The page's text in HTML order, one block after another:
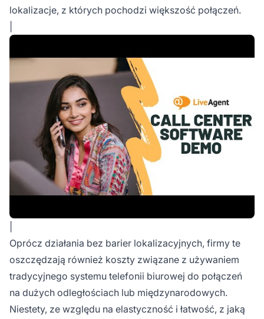
lokalizacje, z których pochodzi większość połączeń.
Oprócz działania bez barier lokalizacyjnych, firmy te
oszczędzają również koszty związane z używaniem
tradycyjnego systemu telefonii biurowej do połączeń
na dużych odległościach lub międzynarodowych.
Niestety, ze względu na elastyczność i łatwość, z jaką